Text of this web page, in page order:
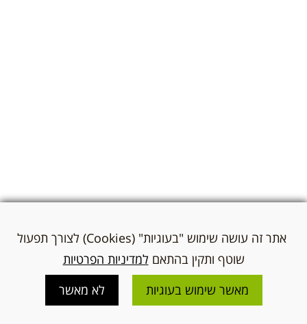
אתר זה עושה שימוש "בעוגיות" (Cookies) לצורך תפעול
שוטף ותקין בהתאם למדיניות הפרטיות
מאשר שימוש בעוגיות
לא מאשר